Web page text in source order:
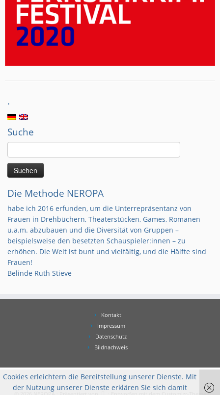
.
Suche
Suchen
nach:
Die Methode NEROPA
habe ich 2016 erfunden, um die Unterrepräsentanz von
Frauen in Drehbüchern, Theaterstücken, Games, Romanen
u.a.m. abzubauen und die Diversität von Gruppen –
beispielsweise den besetzten Schauspieler:innen – zu
erhöhen. Die Welt ist bunt und vielfältig, und die Hälfte sind
Frauen!
Belinde Ruth Stieve
Kontakt
Impressum
Datenschutz
Bildnachweis
Cookies erleichtern die Bereitstellung unserer Dienste. Mit
der Nutzung unserer Dienste erklären Sie sich damit